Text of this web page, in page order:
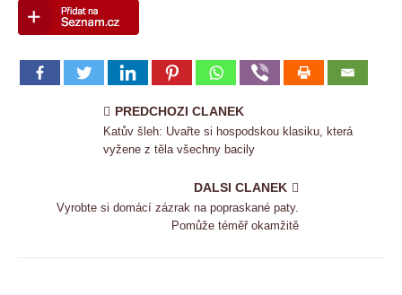
PREDCHOZI CLANEK
Katův šleh: Uvařte si hospodskou klasiku, která
vyžene z těla všechny bacily
DALSI CLANEK
Vyrobte si domácí zázrak na popraskané paty.
Pomůže téměř okamžitě